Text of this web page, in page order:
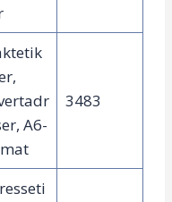
A6-
3483